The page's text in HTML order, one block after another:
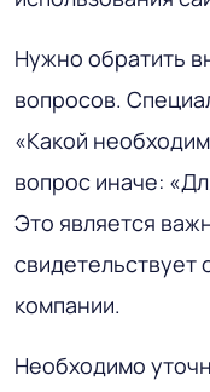
Нужно обратить
вопросов.
«Какой
вопрос иначе:
Это является
свидетельствует
компании.
Необходимо